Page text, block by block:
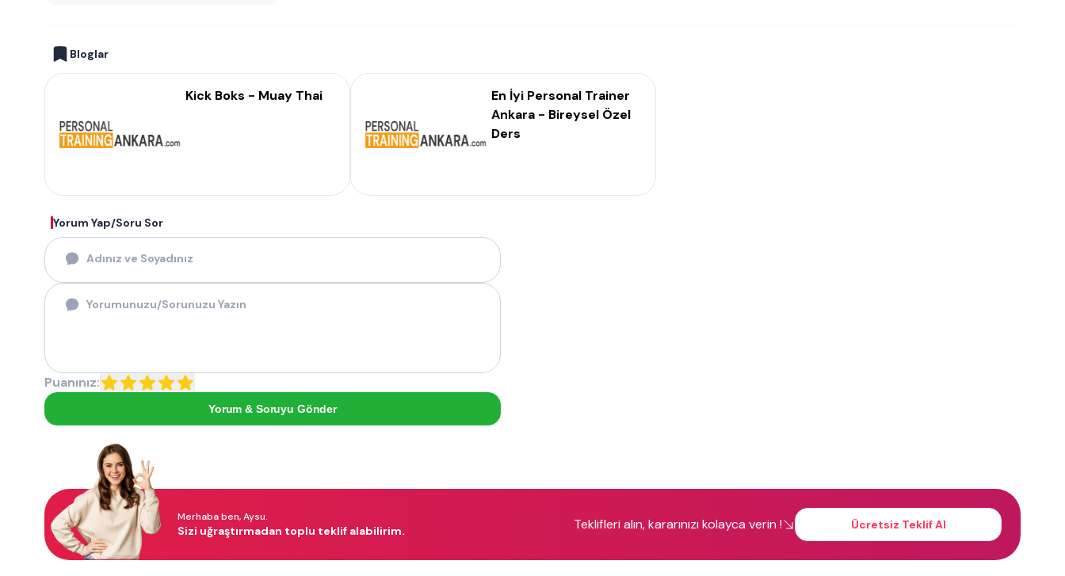
Bloglar
Kick Boks - Muay Thai
En İyi Personal Trainer
Ankara - Bireysel Özel
Ders
Yorum Yap/Soru Sor
Puanınız:
Yorum & Soruyu Gönder
Merhaba ben, Aysu.
Sizi uğraştırmadan toplu teklif alabilirim. Teklifleri alın, kararınızı kolayca verin ! Ücretsiz Teklif Al